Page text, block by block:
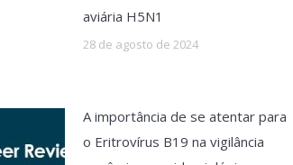
aviária H5N1
28 de agosto de 2024
A importância de se atentar para
o Eritrovírus B19 na vigilância